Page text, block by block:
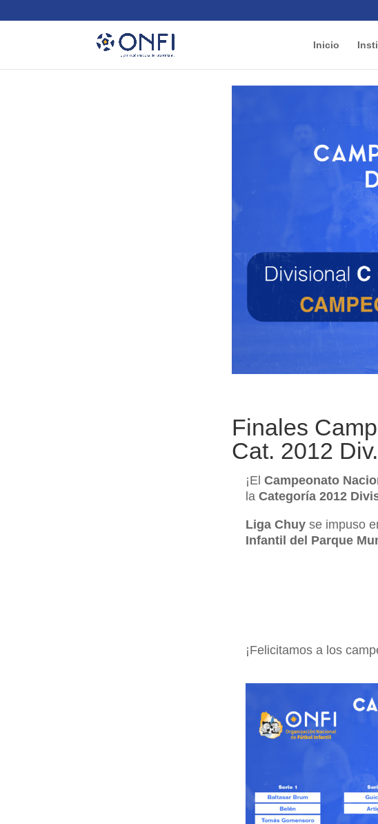
Inicio
Finales
Cat. 2012
¡El Campeonato
la Categoría 2012
Liga Chuy se impuso
Infantil del Parque
¡Felicitamos a los